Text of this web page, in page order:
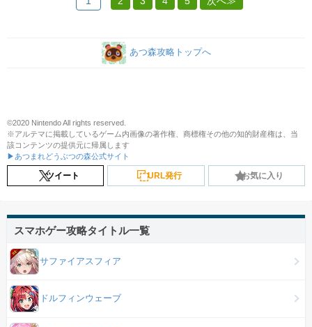
あつ森攻略トップへ
©2020 Nintendo All rights reserved.
※アルテマに掲載しているゲーム内画像の著作権、商標権その他の知的財産権は、当
該コンテンツの提供元に帰属します
▶あつまれどうぶつの森公式サイト
ツイート URL発行 お気に入り
スマホゲー攻略タイトル一覧
サファイアスフィア
ドルフィンウェーブ